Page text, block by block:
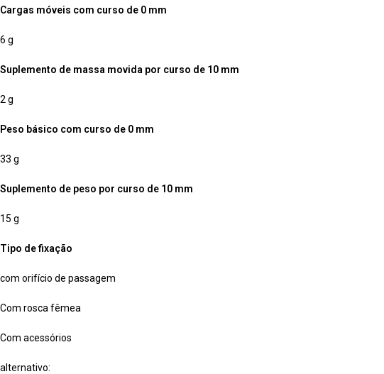
Cargas móveis com curso de 0 mm
6 g
Suplemento de massa movida por curso de 10 mm
2 g
Peso básico com curso de 0 mm
33 g
Suplemento de peso por curso de 10 mm
15 g
Tipo de fixação
com orifício de passagem
Com rosca fêmea
Com acessórios
alternativo: